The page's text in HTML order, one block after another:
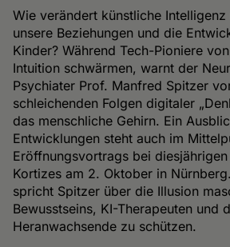
Wie verändert künstliche Intelligenz
unsere Beziehungen und die
Kinder? Während Tech-Pioniere
Intuition schwärmen, warnt der
Psychiater Prof. Manfred Spitzer
schleichenden Folgen digitaler
das menschliche Gehirn. Ein
Entwicklungen steht auch im
Eröffnungsvortrags bei
Kortizes am 2. Oktober in
spricht Spitzer über die Illusion
Bewusstseins, KI-Therapeuten und
Heranwachsende zu schützen.